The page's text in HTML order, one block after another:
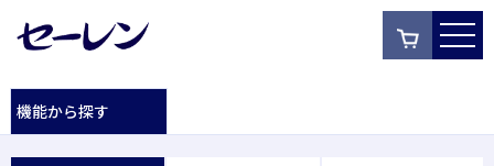
機能から探す